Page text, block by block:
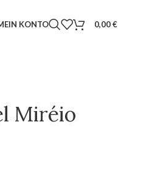
KONTO 0,00€
Miréio